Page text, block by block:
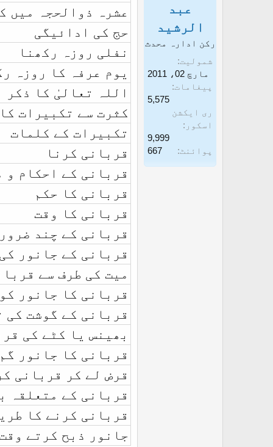
عبد
الرشید
رکن ادارہ محدث
شمولیت
مارچ 02، 2011
پیغامات
5,575
ری ایکشن
اسکور
9,999
پوائنٹ
667
عشرہ ذوالحجہ میں
حج کی ادائیگی
نفلی روزہ رکھنا
یوم عرفہ کا روزہ
اللہ تعالیٰ کا ذکر
کثرت سے تکبیرات
تکبیرات کے کلمات
قربانی کرنا
قربانی کے احکام و
قربانی کا حکم
قربانی کا وقت
قربانی کے چند
قربانی کے جانور
میت کی طرف سے
قربانی کا جانور
قربانی کے گوشت کی
بھینس یا کٹے کی
قربانی کا جانور
قرض لے کر قربانی
قربانی کے متعلقہ
قربانی کرنے کا
جانور ذبح کرتے